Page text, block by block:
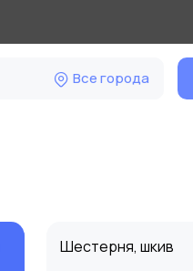
Все города
Шестерня, шкив